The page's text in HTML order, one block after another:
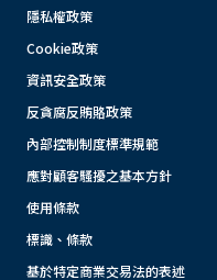
隱私權政策
Cookie政策
資訊安全政策
反貪腐反賄賂政策
內部控制制度標準規範
應對顧客騷擾之基本方針
使用條款
標識、條款
基於特定商業交易法的表述